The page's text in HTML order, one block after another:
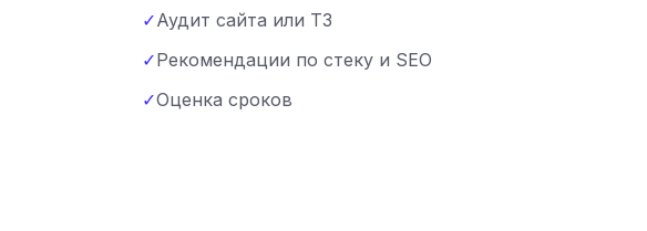
✓Аудит сайта или ТЗ
✓Рекомендации по стеку и SEO
✓Оценка сроков